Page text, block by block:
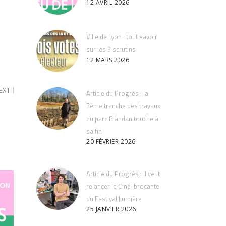
12 AVRIL 2026
Ville de Lyon : tout savoir
sur les 3 scrutins
12 MARS 2026
Article du Progrès : la
3ème tranche des travaux
du parc Blandan touche à
sa fin
20 FÉVRIER 2026
Article du Progrès : Il veut
relancer la Ciné-brocante
du Festival Lumière
25 JANVIER 2026